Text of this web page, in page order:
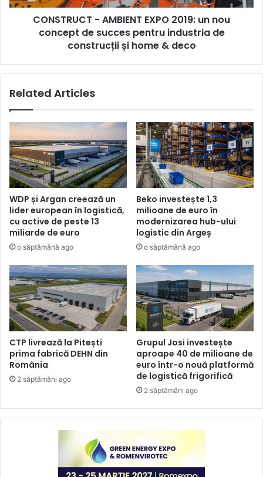
de
succes
construcții
home
CONSTRUCT - AMBIENT EXPO 2019: un nou
concept de succes pentru industria de
construcții și home & deco
Related Articles
WDP și Argan creează un
lider european în logistică,
cu active de peste 13
miliarde de euro
o săptămână ago
Beko investește 1,3
milioane de euro în
modernizarea hub-ului
logistic din Argeș
o săptămână ago
CTP livrează la Pitești
prima fabrică DEHN din
România
2 săptămâni ago
Grupul Josi investește
aproape 40 de milioane de
euro într-o nouă platformă
de logistică frigorifică
2 săptămâni ago